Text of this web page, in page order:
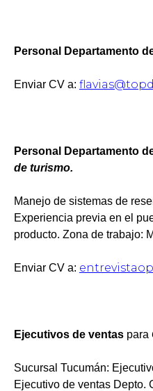
Personal Departamento
Enviar CV a:
Personal Departamento
de turismo.
Manejo de sistemas de
Experiencia previa en el
producto. Zona de trabajo:
Enviar CV a:
Ejecutivos de ventas para
Sucursal Tucumán:
Ejecutivo de ventas Depto.